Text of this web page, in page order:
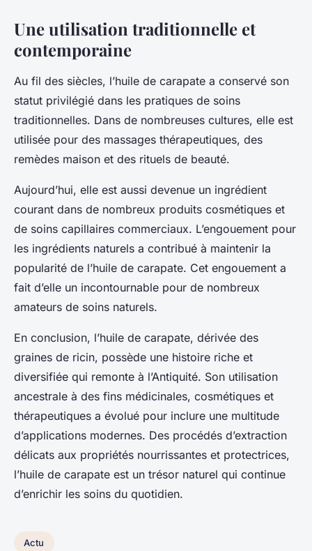
Une utilisation traditionnelle et
contemporaine
Au fil des siècles, l’huile de carapate a conservé son
statut privilégié dans les pratiques de soins
traditionnelles. Dans de nombreuses cultures, elle est
utilisée pour des massages thérapeutiques, des
remèdes maison et des rituels de beauté.
Aujourd’hui, elle est aussi devenue un ingrédient
courant dans de nombreux produits cosmétiques et
de soins capillaires commerciaux. L’engouement pour
les ingrédients naturels a contribué à maintenir la
popularité de l’huile de carapate. Cet engouement a
fait d’elle un incontournable pour de nombreux
amateurs de soins naturels.
En conclusion, l’huile de carapate, dérivée des
graines de ricin, possède une histoire riche et
diversifiée qui remonte à l’Antiquité. Son utilisation
ancestrale à des fins médicinales, cosmétiques et
thérapeutiques a évolué pour inclure une multitude
d’applications modernes. Des procédés d’extraction
délicats aux propriétés nourrissantes et protectrices,
l’huile de carapate est un trésor naturel qui continue
d’enrichir les soins du quotidien.
Actu